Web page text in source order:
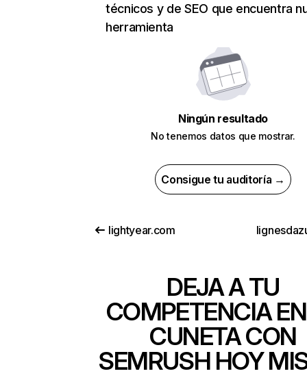
técnicos y de SEO que encuentra
herramienta
Ningún resultado
No tenemos datos que mostrar.
Consigue tu auditoría →
lightyear.com
DEJA A TU
COMPETENCIA
CUNETA CON
SEMRUSH HOY